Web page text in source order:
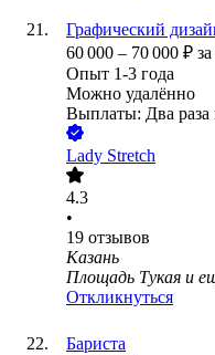
Графический
60 000 – 70 000 ₽
Опыт 1-3 года
Можно удалённо
Выплаты: Два раза
Lady Stretch
4.3
•
19 отзывов
Казань
Площадь Тукая и
Откликнуться
Бариста